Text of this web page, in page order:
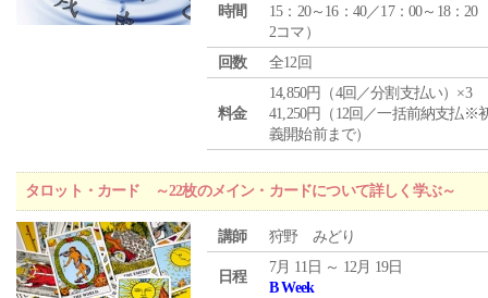
時間
15：20～16：40／17：00～18：20
2コマ）
回数
全12回
料金
14,850円（4回／分割支払い）×3
41,250円（12回／一括前納支払※
義開始前まで）
タロット・カード ～22枚のメイン・カードについて詳しく学ぶ～
講師 狩野 みどり
日程
7月 11日 ～ 12月 19日
B Week